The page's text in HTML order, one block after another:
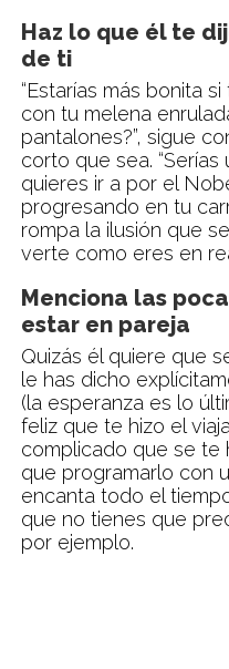
Haz lo que él te
de ti
“Estarías más bonita
con tu melena
pantalones?”, sigue
corto que sea.
quieres ir a por el
progresando en tu
rompa la ilusión que
verte como eres en
Menciona las
estar en pareja
Quizás él quiere que
le has dicho
(la esperanza es lo
feliz que te hizo el
complicado que se te
que programarlo con
encanta todo el
que no tienes que
por ejemplo.